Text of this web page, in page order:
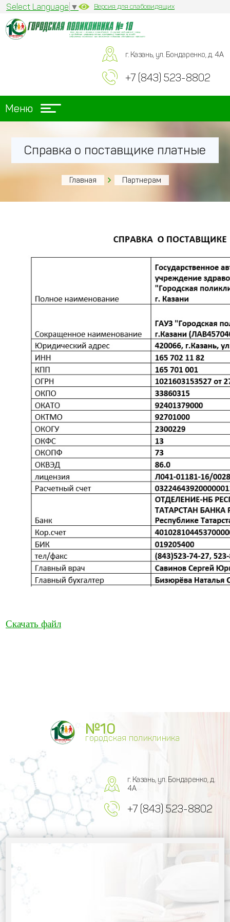
Select Language ▼ Версия для слабовидящих
г. Казань, ул. Бондаренко, д. 4А
+7 (843) 523-8802
Меню
Справка о поставщике платные
Главная Партнерам
Скачать файл
№10
городская поликлиника
г. Казань, ул. Бондаренко, д.
4А
+7 (843) 523-8802